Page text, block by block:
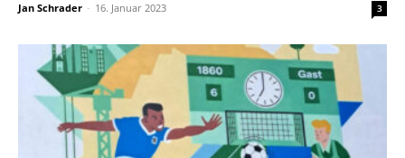
Jan Schrader - 16. Januar 2023 3